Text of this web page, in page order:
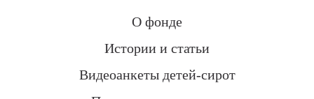
О фонде
Истории и статьи
Видеоанкеты детей-сирот